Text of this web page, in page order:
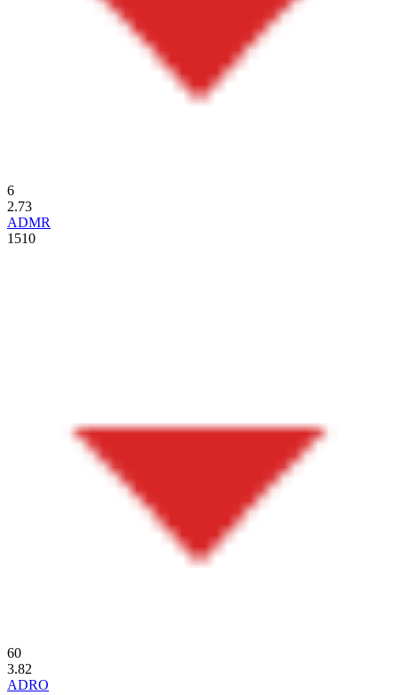
6
2.73
ADMR
1510
60
3.82
ADRO